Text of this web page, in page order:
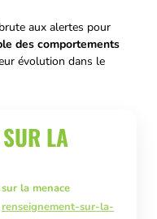
aux alertes pour
des comportements
évolution dans le
LA
la menace
renseignement-sur-la-